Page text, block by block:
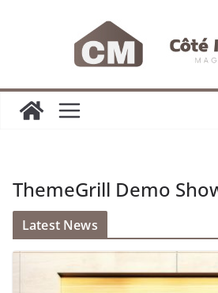
ThemeGrill Demo
Latest News